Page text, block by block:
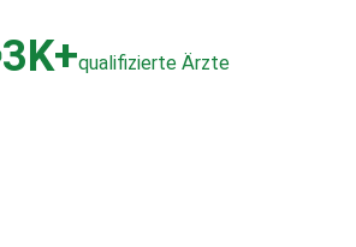
3K+qualifizierte Ärzte